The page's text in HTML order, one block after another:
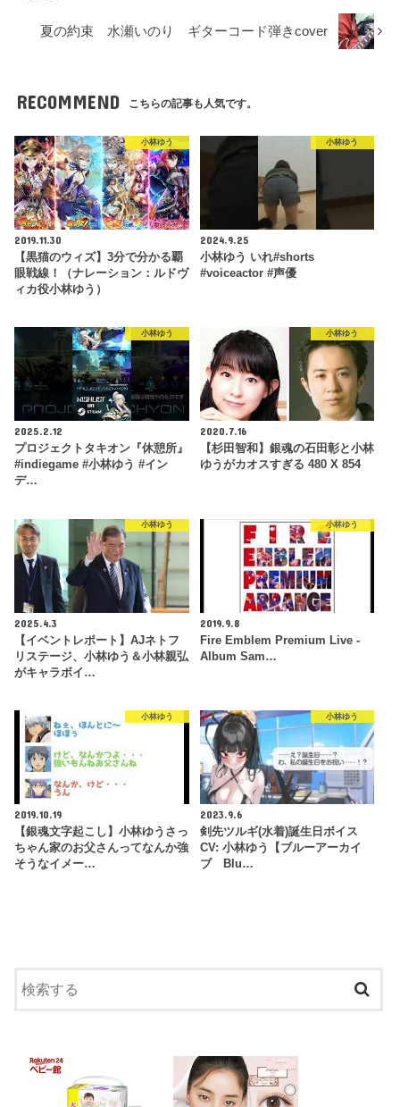
夏の約束 水瀬いのり ギターコード弾きcover
RECOMMEND こちらの記事も人気です。
小林ゆう
2019.11.30
【黒猫のウィズ】3分で分かる覇
眼戦線！（ナレーション：ルドヴ
ィカ役小林ゆう）
小林ゆう
2024.9.25
小林ゆう いれ#shorts
#voiceactor #声優
小林ゆう
2025.2.12
プロジェクトタキオン『休憩所』
#indiegame #小林ゆう #イン
デ…
小林ゆう
2020.7.16
【杉田智和】銀魂の石田彰と小林
ゆうがカオスすぎる 480 X 854
小林ゆう
2025.4.3
【イベントレポート】AJネトフ
リステージ、小林ゆう＆小林親弘
がキャラボイ…
小林ゆう
2019.9.8
Fire Emblem Premium Live -
Album Sam…
小林ゆう
2019.10.19
【銀魂文字起こし】小林ゆうさっ
ちゃん家のお父さんってなんか強
そうなイメー…
小林ゆう
2023.9.6
剣先ツルギ(水着)誕生日ボイス
CV: 小林ゆう【ブルーアーカイ
ブ Blu…